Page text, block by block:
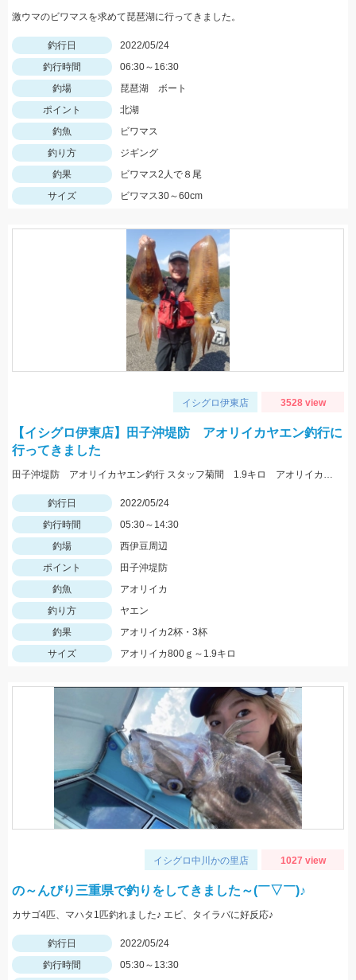
激ウマのビワマスを求めて琵琶湖に行ってきました。
釣行日
2022/05/24
釣行時間
06:30～16:30
釣場
琵琶湖 ボート
ポイント
北湖
釣魚
ビワマス
釣り方
ジギング
釣果
ビワマス2人で８尾
サイズ
ビワマス30～60cm
イシグロ伊東店 3528 view
【イシグロ伊東店】田子沖堤防 アオリイカヤエン釣行に
行ってきました
田子沖堤防 アオリイカヤエン釣行 スタッフ菊間 1.9キロ アオリイカ釣れました！ 渡船は万集丸さんにお願いしました。
釣行日
2022/05/24
釣行時間
05:30～14:30
釣場
西伊豆周辺
ポイント
田子沖堤防
釣魚
アオリイカ
釣り方
ヤエン
釣果
アオリイカ2杯・3杯
サイズ
アオリイカ800ｇ～1.9キロ
イシグロ中川かの里店 1027 view
の～んびり三重県で釣りをしてきました～(￣▽￣)♪
カサゴ4匹、マハタ1匹釣れました♪ エビ、タイラバに好反応♪
釣行日
2022/05/24
釣行時間
05:30～13:30